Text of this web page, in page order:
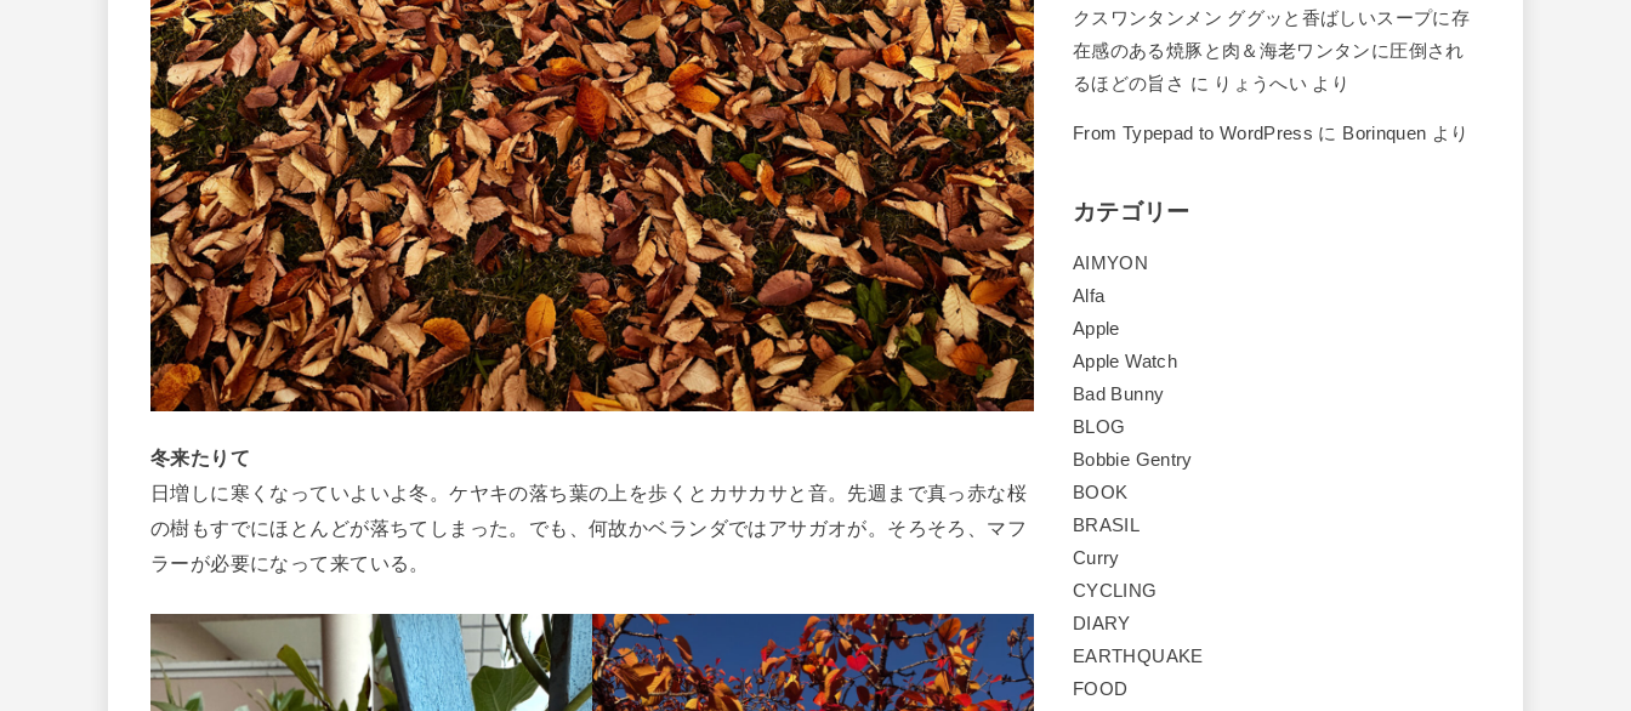
冬来たりて
日増しに寒くなっていよいよ冬。ケヤキの落ち葉の上を歩くとカサカサと音。先週まで真っ赤な桜
の樹もすでにほとんどが落ちてしまった。でも、何故かベランダではアサガオが。そろそろ、マフ
ラーが必要になって来ている。
クスワンタンメン ググッと香ばしいスープに存
在感のある焼豚と肉＆海老ワンタンに圧倒され
るほどの旨さ に りょうへい より
From Typepad to WordPress に Borinquen より
カテゴリー
AIMYON
Alfa
Apple
Apple Watch
Bad Bunny
BLOG
Bobbie Gentry
BOOK
BRASIL
Curry
CYCLING
DIARY
EARTHQUAKE
FOOD